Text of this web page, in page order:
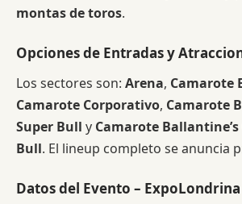
montas de toros.
Opciones de Entradas y
Los sectores son: Arena, Camarote
Camarote Corporativo, Camarote
Super Bull y Camarote
Bull. El lineup completo se anuncia
Datos del Evento –